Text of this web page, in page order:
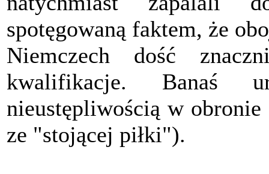
spotęgowaną faktem, że
Niemczech dość
kwalifikacje. Banaś
nieustępliwością w
ze "stojącej piłki").